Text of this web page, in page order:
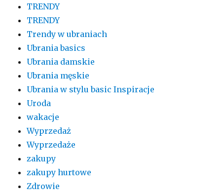
TRENDY
TRENDY
Trendy w ubraniach
Ubrania basics
Ubrania damskie
Ubrania męskie
Ubrania w stylu basic Inspiracje
Uroda
wakacje
Wyprzedaż
Wyprzedaże
zakupy
zakupy hurtowe
Zdrowie